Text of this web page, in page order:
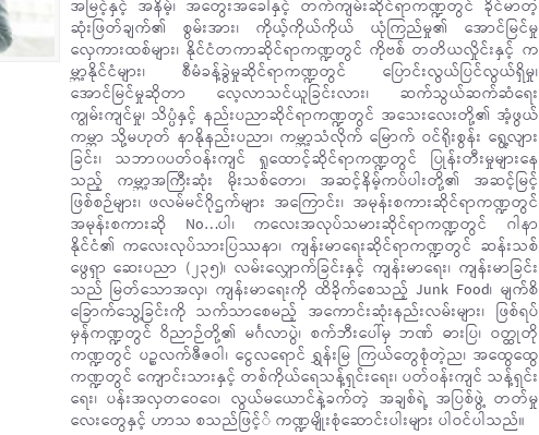
အမြင့်နှင့် အနိမ့်၊ အတွေးအခေါ်နှင့် တက်ကျမ်းဆိုင်ရာကဏ္ဍတွင် ခိုင်မာတဲ့
ဆုံးဖြတ်ချက်၏ စွမ်းအား၊ ကိုယ့်ကိုယ်ကိုယ် ယုံကြည်မှု၏ အောင်မြင်မှု
လှေကားထစ်များ၊ နိုင်ငံတကာဆိုင်ရာကဏ္ဍတွင် ကိုဗစ် တတိယလှိုင်းနှင့် က
မ္ဘာ့နိုင်ငံများ၊ စီမံခန့်ခွဲမှုဆိုင်ရာကဏ္ဍတွင် ပြောင်းလွယ်ပြင်လွယ်ရှိမှု၊
အောင်မြင်မှုဆိုတာ လေ့လာသင်ယူခြင်းလား၊ ဆက်သွယ်ဆက်ဆံရေး
ကျွမ်းကျင်မှု၊ သိပ္ပံနှင့် နည်းပညာဆိုင်ရာကဏ္ဍတွင် အသေးလေးတို့၏ အံ့ဖွယ်
ကမ္ဘာ သို့မဟုတ် နာနိုနည်းပညာ၊ ကမ္ဘာ့သံလိုက် မြောက် ဝင်ရိုးစွန်း ရွေ့လျား
ခြင်း၊ သဘာ၀ပတ်ဝန်းကျင် ရှုထောင့်ဆိုင်ရာကဏ္ဍတွင် ပြုန်းတီးမှုများနေ
သည့် ကမ္ဘာ့အကြီးဆုံး မိုးသစ်တော၊ အဆင့်နိမ့်ကပ်ပါးတို့၏ အဆင့်မြင့်
ဖြစ်စဉ်များ၊ ဖလမ်မင်ဂိုဌက်များ အကြောင်း၊ အမုန်းစကားဆိုင်ရာကဏ္ဍတွင်
အမုန်းစကားဆို No…ပါ၊ ကလေးအလုပ်သမားဆိုင်ရာကဏ္ဍတွင် ဂါနာ
နိုင်ငံ၏ ကလေးလုပ်သားပြဿနာ၊ ကျန်းမာရေးဆိုင်ရာကဏ္ဍတွင် ဆန်းသစ်
ဖွေရှာ ဆေးပညာ (၂၃၅)၊ လမ်းလျှောက်ခြင်းနှင့် ကျန်းမာရေး၊ ကျန်းမာခြင်း
သည် မြတ်သောအလှ၊ ကျန်းမာရေးကို ထိခိုက်စေသည့် Junk Food၊ မျက်စိ
ခြောက်သွေ့ခြင်းကို သက်သာစေမည့် အကောင်းဆုံးနည်းလမ်းများ၊ ဖြစ်ရပ်
မှန်ကဏ္ဍတွင် ဝိညာဉ်တို့၏ မင်္ဂလာပွဲ၊ စက်ဘီးပေါ်မှ ဘဏ် ဓားပြ၊ ဝတ္ထုတို
ကဏ္ဍတွင် ပဉ္စလက်ဇီဇဝါ၊ ငွေလရောင် ရွှန်းမြ ကြယ်တွေစုံတဲ့ည၊ အထွေထွေ
ကဏ္ဍတွင် ကျောင်းသားနှင့် တစ်ကိုယ်ရေသန့်ရှင်းရေး၊ ပတ်ဝန်းကျင် သန့်ရှင်း
ရေး၊ ပန်းအလှတဝေဝေ၊ လွယ်မယောင်နဲ့ခက်တဲ့ အချစ်ရဲ့ အပြစ်ဖွဲ့ တတ်မှု
လေးတွေနှင့် ဟာသ စသည်ဖြင့်် ကဏ္ဍမျိုးစုံဆောင်းပါးများ ပါဝင်ပါသည်။